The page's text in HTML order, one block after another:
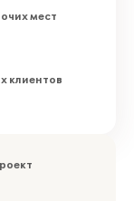
мест
клиентов